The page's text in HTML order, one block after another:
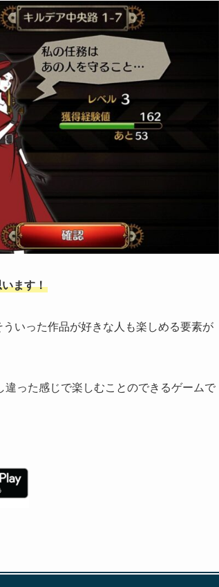
ます！
ういった作品が好きな人も楽しめる要素が
違った感じで楽しむことのできるゲームで